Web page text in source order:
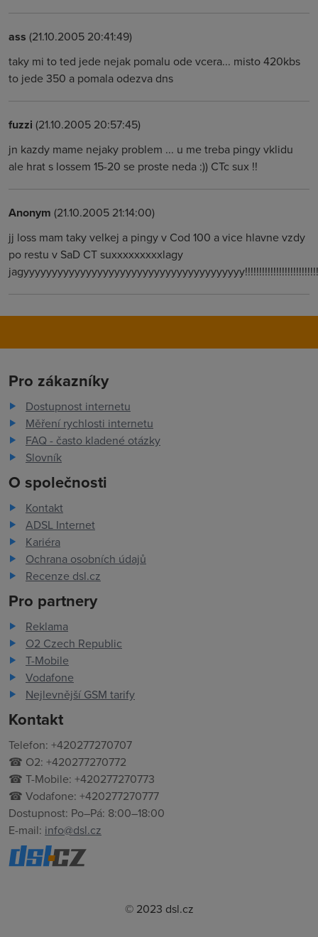
ass (21.10.2005 20:41:49)
taky mi to ted jede nejak pomalu ode vcera... misto 420kbs
to jede 350 a pomala odezva dns
fuzzi (21.10.2005 20:57:45)
jn kazdy mame nejaky problem ... u me treba pingy vklidu
ale hrat s lossem 15-20 se proste neda :)) CTc sux !!
Anonym (21.10.2005 21:14:00)
jj loss mam taky velkej a pingy v Cod 100 a vice hlavne vzdy
po restu v SaD CT suxxxxxxxxxlagy
Pro zákazníky
Dostupnost internetu
Měření rychlosti internetu
FAQ - často kladené otázky
Slovník
O společnosti
Kontakt
ADSL Internet
Kariéra
Ochrana osobních údajů
Recenze dsl.cz
Pro partnery
Reklama
O2 Czech Republic
T-Mobile
Vodafone
Nejlevnější GSM tarify
Kontakt
Telefon: +420277270707
☎ O2: +420277270772
☎ T-Mobile: +420277270773
☎ Vodafone: +420277270777
Dostupnost: Po–Pá: 8:00–18:00
E-mail: info@dsl.cz
© 2023 dsl.cz